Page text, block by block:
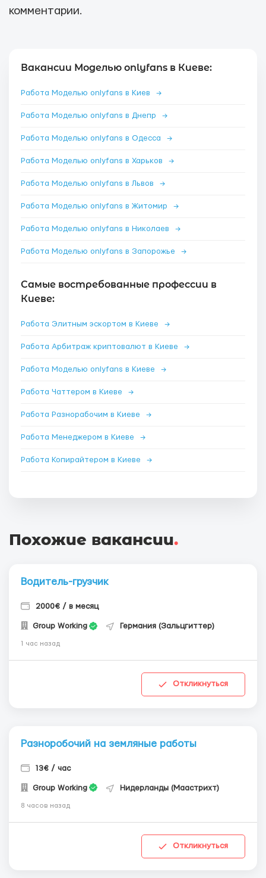
комментарии.
Вакансии Моделью onlyfans в Киеве:
Работа Моделью onlyfans в Киев →
Работа Моделью onlyfans в Днепр →
Работа Моделью onlyfans в Одесса →
Работа Моделью onlyfans в Харьков →
Работа Моделью onlyfans в Львов →
Работа Моделью onlyfans в Житомир →
Работа Моделью onlyfans в Николаев →
Работа Моделью onlyfans в Запорожье →
Самые востребованные профессии в
Киеве:
Работа Элитным эскортом в Киеве →
Работа Арбитраж криптовалют в Киеве →
Работа Моделью onlyfans в Киеве →
Работа Чаттером в Киеве →
Работа Разнорабочим в Киеве →
Работа Менеджером в Киеве →
Работа Копирайтером в Киеве →
Похожие вакансии.
Водитель-грузчик
2000€ / в месяц
Group Working Германия (Зальцгиттер)
1 час назад
Откликнуться
Разноробочий на земляные работы
13€ / час
Group Working Нидерланды (Маастрихт)
8 часов назад
Откликнуться